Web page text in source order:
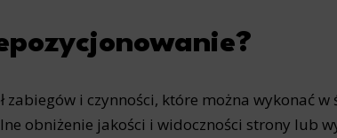
zabiegów i czynności, które można wykonać
obniżenie jakości i widoczności strony lub